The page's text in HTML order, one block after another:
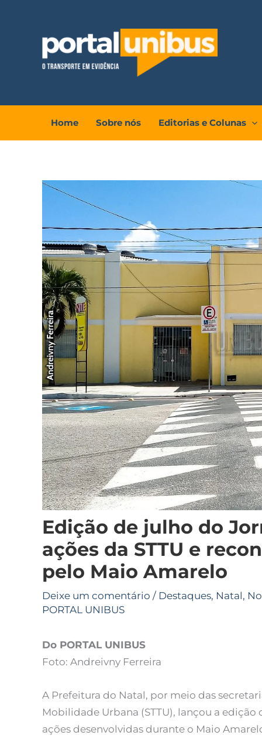
conteúdo
Home Sobre nós Editorias e Colunas
Edição de julho do
ações da STTU e
pelo Maio Amarelo
Deixe um comentário / Destaques, Natal,
PORTAL UNIBUS
Do PORTAL UNIBUS
Foto: Andreivny Ferreira
A Prefeitura do Natal, por meio das
Mobilidade Urbana (STTU), lançou a
ações desenvolvidas durante o Maio